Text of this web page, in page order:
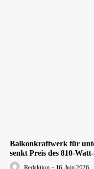
Balkonkraftwerk für
senkt Preis des 810-
Redaktion - 16. Juin 2026